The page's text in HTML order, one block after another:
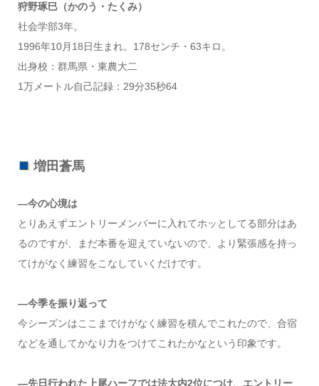
狩野琢巳（かのう・たくみ）
社会学部3年。
1996年10月18日生まれ。178センチ・63キロ。
出身校：群馬県・東農大二
1万メートル自己記録：29分35秒64
増田蒼馬
―今の心境は
とりあえずエントリーメンバーに入れてホッとしてる部分はあ
るのですが、まだ本番を迎えていないので、より緊張感を持っ
てけがなく練習をこなしていくだけです。
―今季を振り返って
今シーズンはここまでけがなく練習を積んでこれたので、合宿
などを通してかなり力をつけてこれたかなという印象です。
―先日行われた上尾ハーフでは法大内2位につけ、エントリー